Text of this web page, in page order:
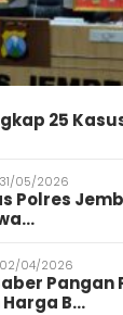
25
31/05/2026
Polres
02/04/2026
Pangan
B…